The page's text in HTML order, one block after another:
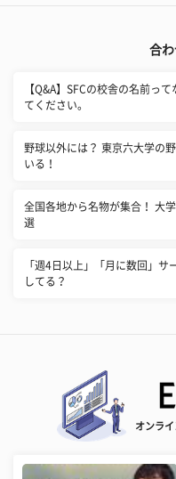
合
【Q&A】SFCの校舎の名前っ
てください。
野球以外には？ 東京六大学の
いる！
全国各地から名物が集合！ 大
選
「週4日以上」「月に数回」
してる？
オンラ